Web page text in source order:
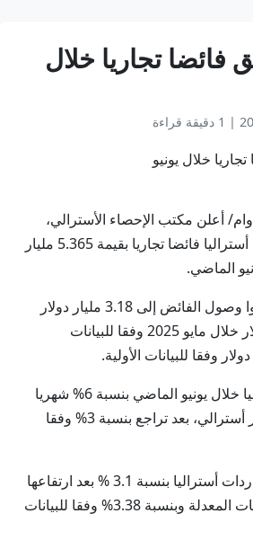
فائضا تجاريا خلال
| 1 دقيقة قراءة
وام/ أعلن مكتب الإحصاء الأسترالي،
اليوم الخميس، تسجيل أستراليا فائضا تجاريا بقيمة 5.365 مليار
الماضي.
وكان محللون قد توقعوا وصول الفائض إلى 3.18 مليار دولار
مقابل 1.604 مليار دولار خلال مايو 2025 وفقا للبيانات
وزادت صادرات أستراليا خلال يونيو الماضي بنسبة 6% شهريا
إلى 44.318 مليار دولار أسترالي، بعد تراجع بنسبة 3% وفقا
في المقابل تراجعت واردات أستراليا بنسبة 3.1 % بعد ارتفاعها
بنسبة 3.3% وفقا للبيانات المعدلة وبنسبة 3.38% وفقا للبيانات